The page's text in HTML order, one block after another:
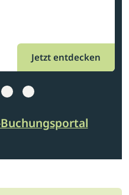
Jetzt entdecken